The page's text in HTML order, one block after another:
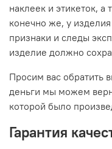
наклеек и этикеток, а
конечно же, у
признаки и следы
изделие должно
Просим вас обратить
деньги мы можем
которой было
Гарантия